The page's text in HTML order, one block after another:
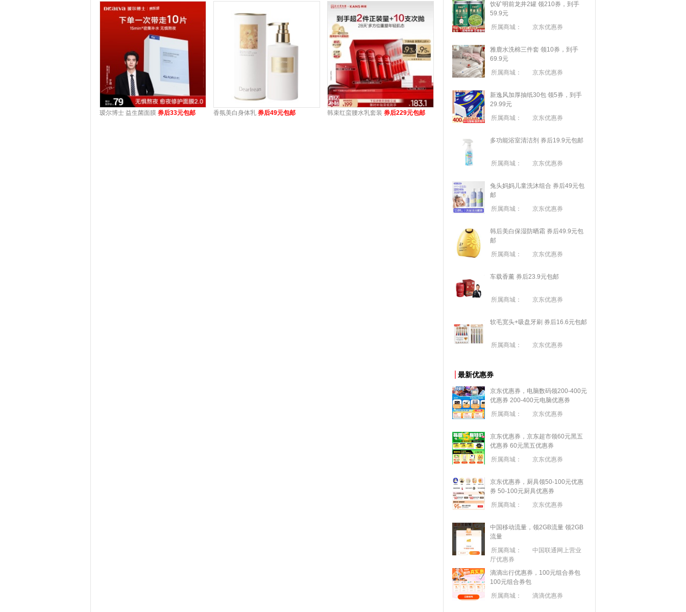
瑷尔博士 益生菌面膜 券后33元包邮 香氛美白身体乳 券后49元包邮 韩束红蛮腰水乳套装 券后229元包邮
饮矿明前龙井2罐 领210券，到手
59.9元
所属商城：
京东优惠券
雅鹿水洗棉三件套 领10券，到手
69.9元
所属商城：
京东优惠券
新逸风加厚抽纸30包 领5券，到手
29.99元
所属商城：
京东优惠券
多功能浴室清洁剂 券后19.9元包邮
所属商城： 京东优惠券
兔头妈妈儿童洗沐组合 券后49元包
邮
所属商城：
京东优惠券
韩后美白保湿防晒霜 券后49.9元包
邮
所属商城：
京东优惠券
车载香薰 券后23.9元包邮
所属商城： 京东优惠券
软毛宽头+吸盘牙刷 券后16.6元包邮
所属商城： 京东优惠券
最新优惠券
京东优惠券，电脑数码领200-400元
优惠券 200-400元电脑优惠券
所属商城：
京东优惠券
京东优惠券，京东超市领60元黑五
优惠券 60元黑五优惠券
所属商城：
京东优惠券
京东优惠券，厨具领50-100元优惠
券 50-100元厨具优惠券
所属商城：
京东优惠券
中国移动流量，领2GB流量 领2GB
流量
所属商城：
中国联通网上营业
厅优惠券
滴滴出行优惠券，100元组合券包
100元组合券包
所属商城：
滴滴优惠券